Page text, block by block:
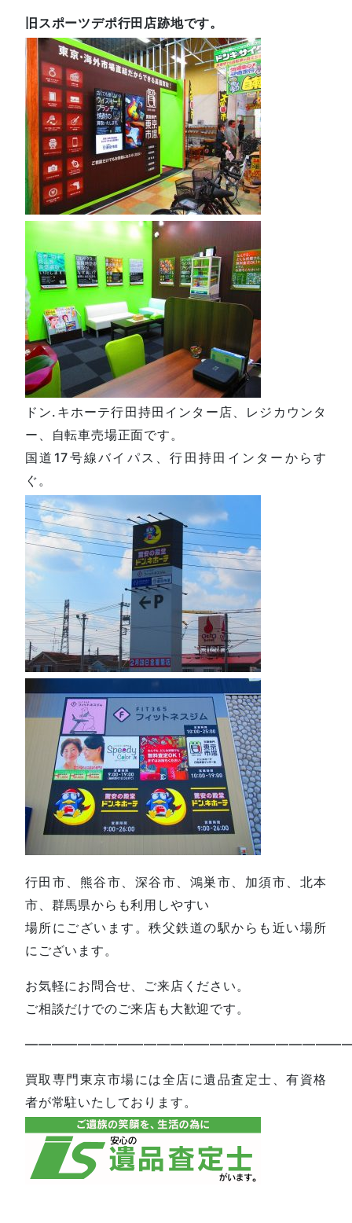
旧スポーツデポ行田店跡地です。
ドン.キホーテ行田持田インター店、レジカウンタ
ー、自転車売場正面です。
国道17号線バイパス、行田持田インターからす
ぐ。
行田市、熊谷市、深谷市、鴻巣市、加須市、北本
市、群馬県からも利用しやすい
場所にございます。秩父鉄道の駅からも近い場所
にございます。
お気軽にお問合せ、ご来店ください。
ご相談だけでのご来店も大歓迎です。
買取専門東京市場には全店に遺品査定士、有資格
者が常駐いたしております。